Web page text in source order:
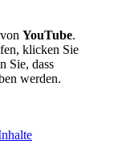
YouTube.
klicken Sie
Sie, dass
werden.